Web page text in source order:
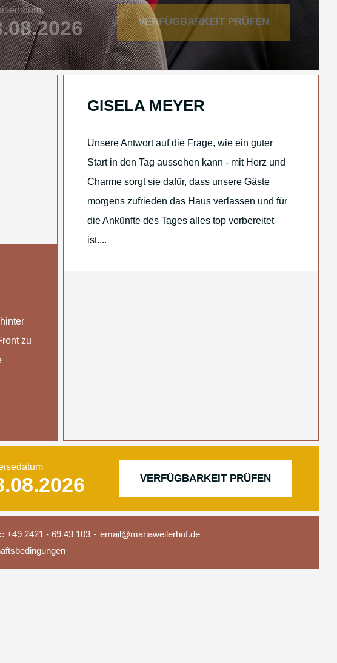
VERFÜGBARKEIT PRÜFEN
zu
GISELA MEYER
Unsere Antwort auf die Frage, wie ein guter
Start in den Tag aussehen kann - mit Herz und
Charme sorgt sie dafür, dass unsere Gäste
morgens zufrieden das Haus verlassen und für
die Ankünfte des Tages alles top vorbereitet
ist....
VERFÜGBARKEIT PRÜFEN
+49 2421 - 69 43 103
email@mariaweilerhof.de